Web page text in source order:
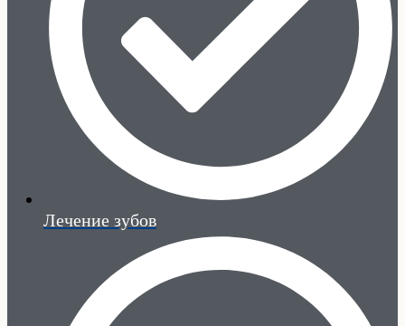
Лечение зубов